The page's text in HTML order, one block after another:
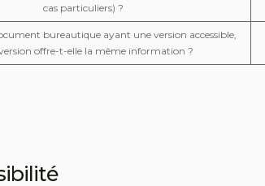
cas particuliers) ?
bureautique ayant une version accessible,
offre-t-elle la même information ?